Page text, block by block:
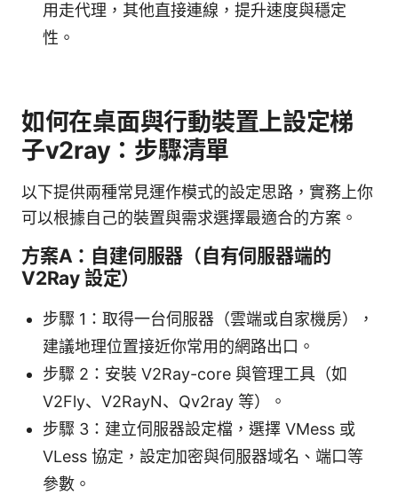
用走代理，其他直接連線，提升速度與穩定
性。
如何在桌面與行動裝置上設定梯
子v2ray：步驟清單
以下提供兩種常見運作模式的設定思路，實務上你
可以根據自己的裝置與需求選擇最適合的方案。
方案A：自建伺服器（自有伺服器端的
V2Ray 設定）
步驟 1：取得一台伺服器（雲端或自家機房），
建議地理位置接近你常用的網路出口。
步驟 2：安裝 V2Ray-core 與管理工具（如
V2Fly、V2RayN、Qv2ray 等）。
步驟 3：建立伺服器設定檔，選擇 VMess 或
VLess 協定，設定加密與伺服器域名、端口等
參數。